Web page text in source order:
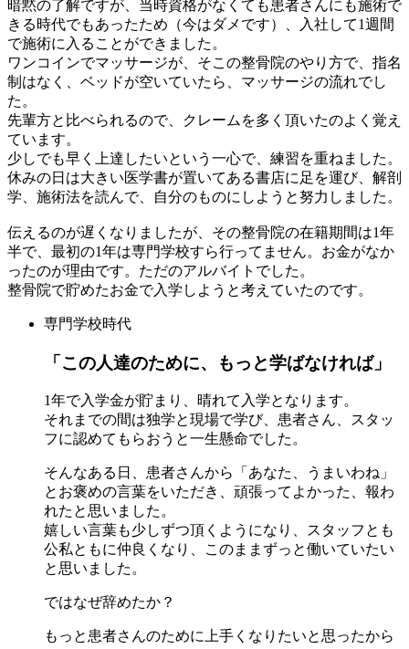
暗黙の了解ですが、当時資格がなくても患者さんにも施術で
きる時代でもあったため（今はダメです）、入社して1週間
で施術に入ることができました。
ワンコインでマッサージが、そこの整骨院のやり方で、指名
制はなく、ベッドが空いていたら、マッサージの流れでし
た。
先輩方と比べられるので、クレームを多く頂いたのよく覚え
ています。
少しでも早く上達したいという一心で、練習を重ねました。
休みの日は大きい医学書が置いてある書店に足を運び、解剖
学、施術法を読んで、自分のものにしようと努力しました。
伝えるのが遅くなりましたが、その整骨院の在籍期間は1年
半で、最初の1年は専門学校すら行ってません。お金がなか
ったのが理由です。ただのアルバイトでした。
整骨院で貯めたお金で入学しようと考えていたのです。
専門学校時代
「この人達のために、もっと学ばなければ」
1年で入学金が貯まり、晴れて入学となります。
それまでの間は独学と現場で学び、患者さん、スタッ
フに認めてもらおうと一生懸命でした。
そんなある日、患者さんから「あなた、うまいわね」
とお褒めの言葉をいただき、頑張ってよかった、報わ
れたと思いました。
嬉しい言葉も少しずつ頂くようになり、スタッフとも
公私ともに仲良くなり、このままずっと働いていたい
と思いました。
ではなぜ辞めたか？
もっと患者さんのために上手くなりたいと思ったから